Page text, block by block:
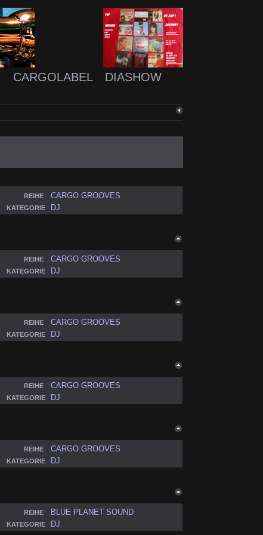
CARGOLABEL
DIASHOW
REIHE CARGO GROOVES
KATEGORIE DJ
REIHE CARGO GROOVES
KATEGORIE DJ
REIHE CARGO GROOVES
KATEGORIE DJ
REIHE CARGO GROOVES
KATEGORIE DJ
REIHE CARGO GROOVES
KATEGORIE DJ
REIHE BLUE PLANET SOUND
KATEGORIE DJ